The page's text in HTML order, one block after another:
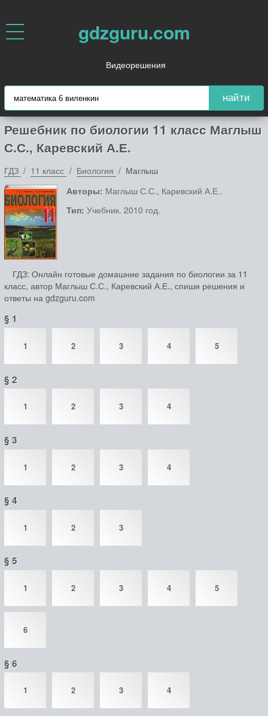
gdzguru.com
Видеорешения
найти
Решебник по биологии 11 класс Маглыш
С.С., Каревский А.Е.
ГДЗ 11 класс Биология
Маглыш
Авторы: Маглыш С.С., Каревский А.Е..
Тип: Учебник. 2010 год.
ГДЗ: Онлайн готовые домашние задания по биологии за 11
класс, автор Маглыш С.С., Каревский А.Е., спиши решения и
ответы на gdzguru.com
§ 1
1 2 3 4 5
§ 2
1 2 3 4
§ 3
1 2 3 4
§ 4
1 2 3
§ 5
1 2 3 4 5
6
§ 6
1 2 3 4